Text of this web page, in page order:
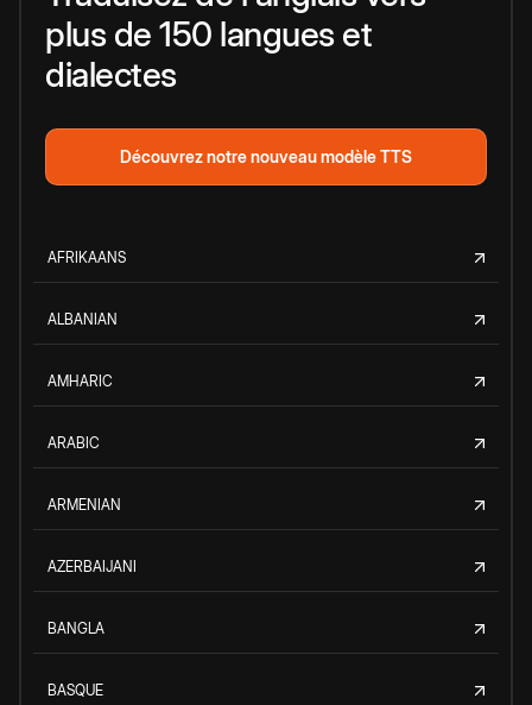
plus de 150 langues et
dialectes
Découvrez notre nouveau modèle TTS
AFRIKAANS
ALBANIAN
AMHARIC
ARABIC
ARMENIAN
AZERBAIJANI
BANGLA
BASQUE